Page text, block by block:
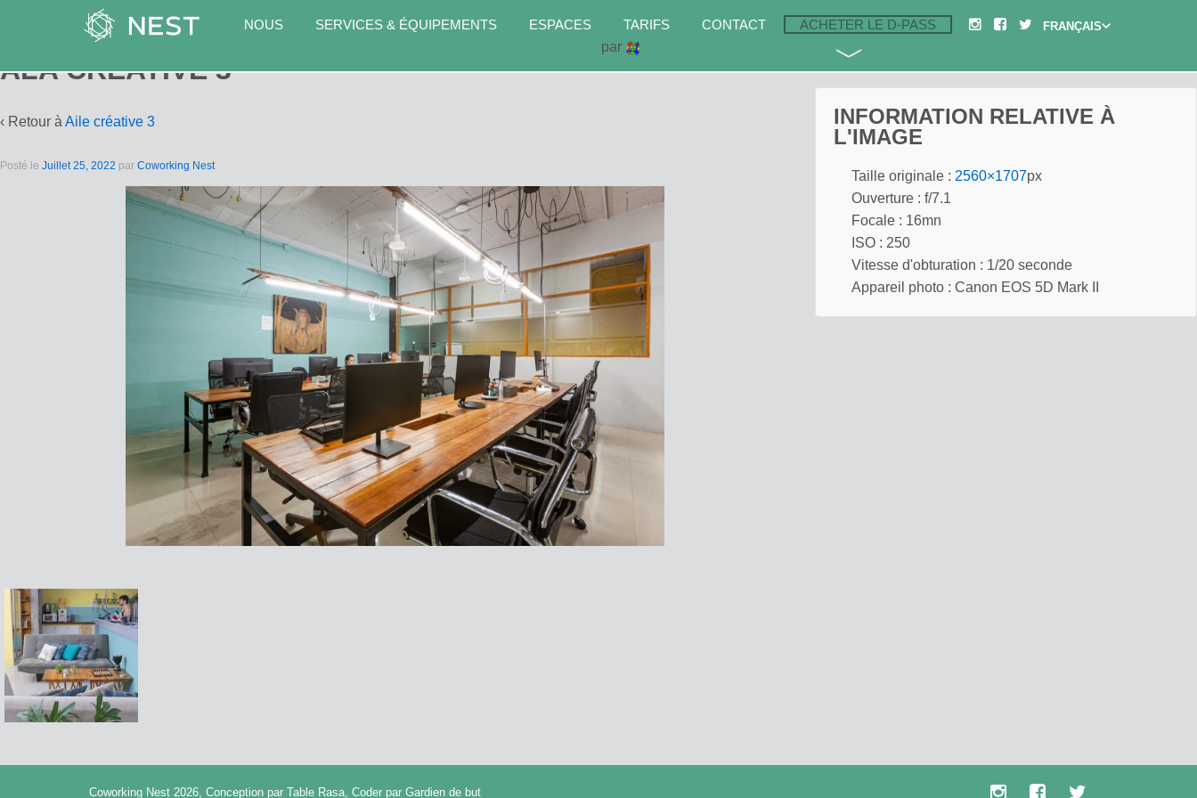
NOUS SERVICES & ÉQUIPEMENTS ESPACES TARIFS CONTACT
ACHETER LE D-PASS
par
ALA CRÉATIVE 3
‹ Retour à Aile créative 3
Posté le Juillet 25, 2022 par Coworking Nest
INFORMATION RELATIVE À
L'IMAGE
Taille originale : 2560×1707px
Ouverture : f/7.1
Focale : 16mn
ISO : 250
Vitesse d'obturation : 1/20 seconde
Appareil photo : Canon EOS 5D Mark II
Coworking Nest 2026, Conception par Table Rasa , Coder par Gardien de but